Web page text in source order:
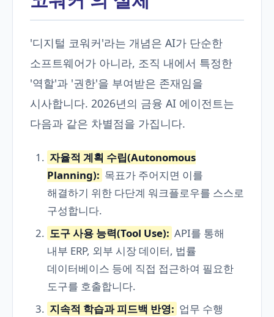
'디지털 코워커'라는 개념은 AI가 단순한
소프트웨어가 아니라, 조직 내에서 특정한
'역할'과 '권한'을 부여받은 존재임을
시사합니다. 2026년의 금융 AI 에이전트는
다음과 같은 차별점을 가집니다.
자율적 계획 수립(Autonomous
Planning): 목표가 주어지면 이를
해결하기 위한 다단계 워크플로우를 스스로
구성합니다.
도구 사용 능력(Tool Use): API를 통해
내부 ERP, 외부 시장 데이터, 법률
데이터베이스 등에 직접 접근하여 필요한
도구를 호출합니다.
지속적 학습과 피드백 반영: 업무 수행